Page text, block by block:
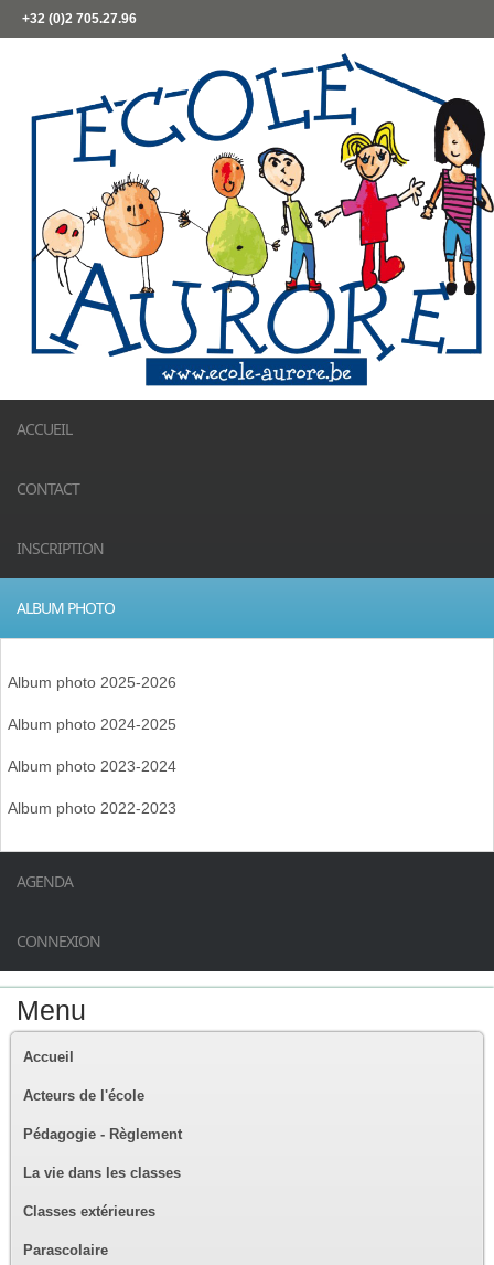
+32 (0)2 705.27.96
ACCUEIL
CONTACT
INSCRIPTION
ALBUM PHOTO
Album photo 2025-2026
Album photo 2024-2025
Album photo 2023-2024
Album photo 2022-2023
AGENDA
CONNEXION
Menu
Accueil
Acteurs de l'école
Pédagogie - Règlement
La vie dans les classes
Classes extérieures
Parascolaire